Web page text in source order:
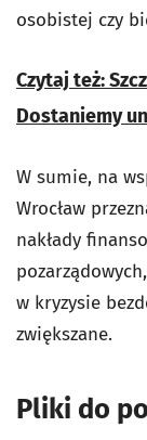
osobistej czy
Czytaj też:
Dostaniemy
W sumie, na
Wrocław
nakłady
w kryzysie
zwiększane.
Pliki do